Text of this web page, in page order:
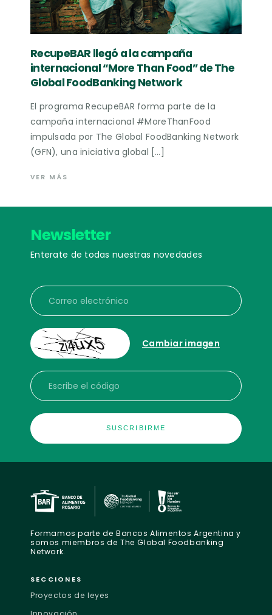
RecupeBAR llegó a la campaña
internacional “More Than Food” de The
Global FoodBanking Network
El programa RecupeBAR forma parte de la
campaña internacional #MoreThanFood
impulsada por The Global FoodBanking Network
(GFN), una iniciativa global […]
VER MÁS
Newsletter
Enterate de todas nuestras novedades
Correo electrónico
Cambiar imagen
Escribe el código
Formamos parte de Bancos Alimentos Argentina y
somos miembros de The Global Foodbanking
Network.
SECCIONES
Proyectos de leyes